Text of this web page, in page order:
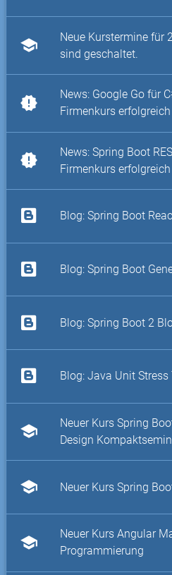
school
Neue Kurstermine für
sind geschaltet.
new_releases
News: Google Go für
Firmenkurs
new_releases
News: Spring Boot
Firmenkurs
Blog: Spring Boot
Blog: Spring Boot
Blog: Spring Boot 2
Blog: Java Unit Stress
school
Neuer Kurs Spring
Design
school Neuer Kurs Spring
school
Neuer Kurs Angular
Programmierung